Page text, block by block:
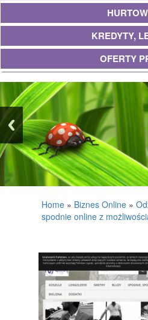
KREDYTY,
OFERTY
BANKI, PRZELEWY,
MATERIAŁY
DRZWI I
KLIMATYZACJA I
Home » Biznes Online »
spodnie online z